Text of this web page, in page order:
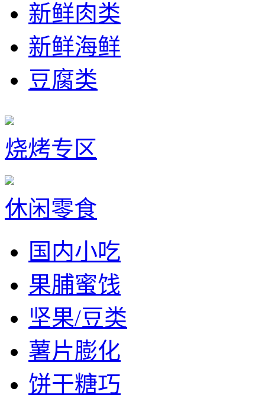
新鲜肉类
新鲜海鲜
豆腐类
烧烤专区
休闲零食
国内小吃
果脯蜜饯
坚果/豆类
薯片膨化
饼干糖巧